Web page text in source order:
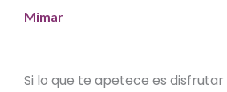
Mimar
Si lo que te apetece es